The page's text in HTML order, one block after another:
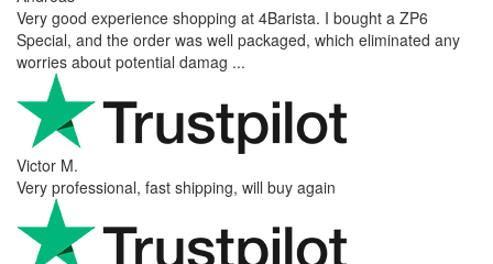
Very good experience shopping at 4Barista. I bought a ZP6
Special, and the order was well packaged, which eliminated any
worries about potential damag ...
Victor M.
Very professional, fast shipping, will buy again